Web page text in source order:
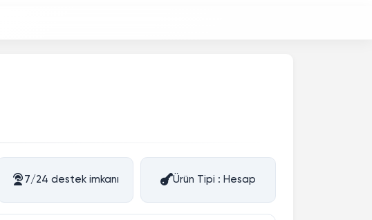
7/24 destek imkanı Ürün Tipi : Hesap